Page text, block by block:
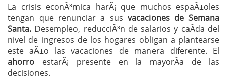
La crisis econÃ³mica harÃ¡ que muchos espaÃ±oles
tengan que renunciar a sus vacaciones de Semana
Santa. Desempleo, reducciÃ³n de salarios y caÃ­da del
nivel de ingresos de los hogares obligan a plantearse
este aÃ±o las vacaciones de manera diferente. El
ahorro estarÃ¡ presente en la mayorÃ­a de las
decisiones.